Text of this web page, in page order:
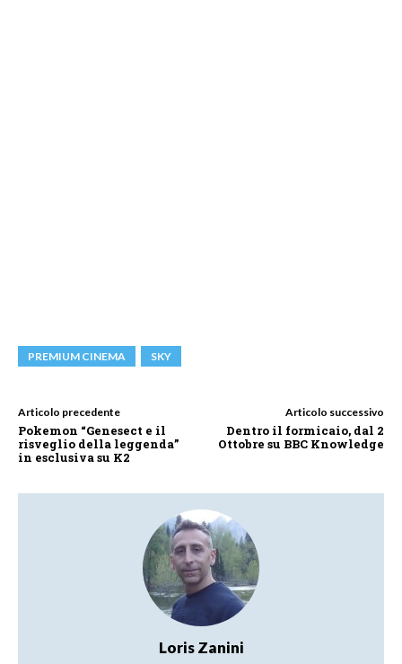
PREMIUM CINEMA SKY
Articolo precedente
Pokemon “Genesect e il
risveglio della leggenda”
in esclusiva su K2
Articolo successivo
Dentro il formicaio, dal 2
Ottobre su BBC Knowledge
Loris Zanini